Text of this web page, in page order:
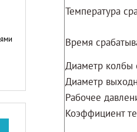
Температура
Время
Диаметр колбы
Диаметр
Рабочее
Коэффициент